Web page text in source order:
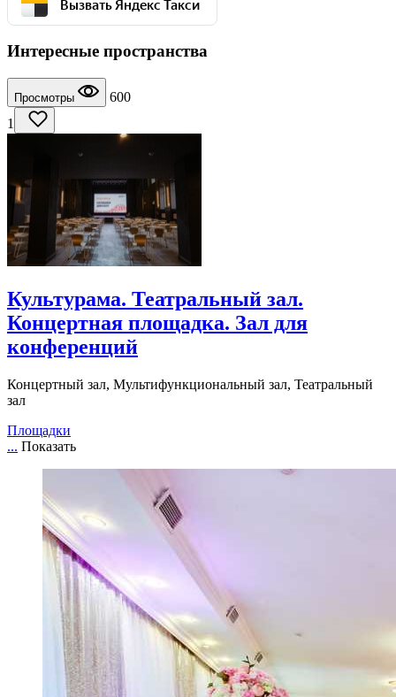
Интересные пространства
Просмотры
600
1
Культурама. Театральный зал.
Концертная площадка. Зал для
конференций
Концертный зал, Мультифункциональный зал, Театральный
зал
Площадки
... Показать